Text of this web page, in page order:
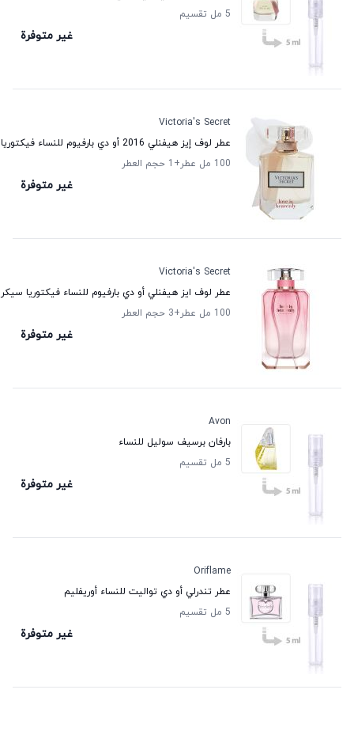
5 مل تقسيم
غير متوفرة
Victoria's Secret
عطر لوف إيز هيفنلي 2016 أو دي بارفيوم للنساء فيكتوريا سيكريت
100 مل عطر
+1 حجم العطر
غير متوفرة
Victoria's Secret
عطر لوف ايز هيفنلي أو دي بارفيوم للنساء فيكتوريا
100 مل عطر
+3 حجم العطر
غير متوفرة
Avon
بارفان برسيف سوليل للنساء
5 مل تقسيم
غير متوفرة
Oriflame
عطر تندرلي أو دي تواليت للنساء أوريفليم
5 مل تقسيم
غير متوفرة